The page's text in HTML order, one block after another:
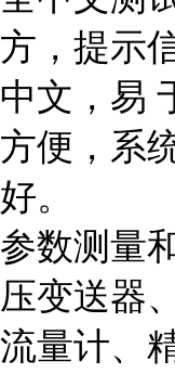
方，提示
中文，易
方便，系
好。
参数测量
压变送器
流量计、